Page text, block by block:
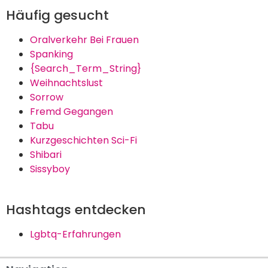
Häufig gesucht
Oralverkehr Bei Frauen
Spanking
{Search_Term_String}
Weihnachtslust
Sorrow
Fremd Gegangen
Tabu
Kurzgeschichten Sci-Fi
Shibari
Sissyboy
Hashtags entdecken
Lgbtq-Erfahrungen